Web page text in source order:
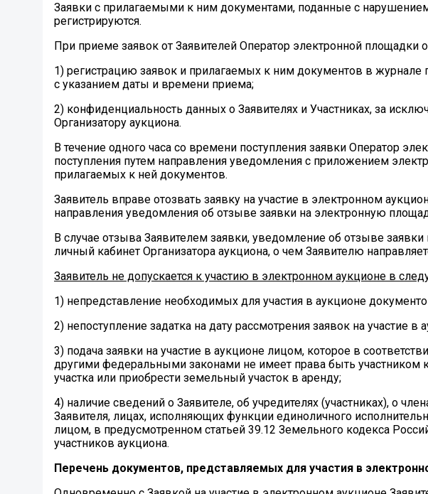
Заявки с прилагаемыми к ним документами, поданные с
регистрируются.
При приеме заявок от Заявителей Оператор электронной площадки
1) регистрацию заявок и прилагаемых к ним документов в
с указанием даты и времени приема;
2) конфиденциальность данных о Заявителях и Участниках, за
Организатору аукциона.
В течение одного часа со времени поступления заявки Оператор
поступления путем направления уведомления с приложением
прилагаемых к ней документов.
Заявитель вправе отозвать заявку на участие в электронном
направления уведомления об отзыве заявки на электронную
В случае отзыва Заявителем заявки, уведомление об отзыве заявки
личный кабинет Организатора аукциона, о чем Заявителю
Заявитель не допускается к участию в электронном аукционе в
1) непредставление необходимых для участия в аукционе
2) непоступление задатка на дату рассмотрения заявок на участие в
3) подача заявки на участие в аукционе лицом, которое в
другими федеральными законами не имеет права быть участником
участка или приобрести земельный участок в аренду;
4) наличие сведений о Заявителе, об учредителях (участниках), о
Заявителя, лицах, исполняющих функции единоличного
лицом, в предусмотренном статьей 39.12 Земельного кодекса
участников аукциона.
Перечень документов, представляемых для участия в